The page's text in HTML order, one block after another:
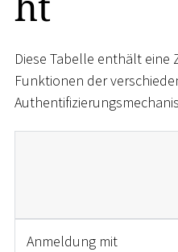
Diese Tabelle enthält eine
Funktionen der
Anmeldung mit